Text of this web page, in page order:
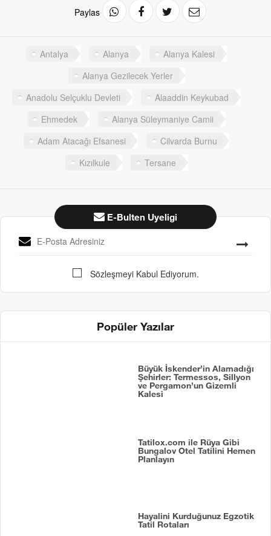
Paylas
Antalya Alanya
Alanya Kalesi
Alanya Gezilecek Yerler
Anadolu Selçuklu Devleti
Alaaddin Keykubad
Ehmedek
Alanya Süleymaniye Camii
Adam Atacağı Efsanesi
Cilvarda Burnu
Kızılkule
Tersane
E-Bulten Uyeligi
Sözleşmeyi Kabul Ediyorum.
Popüler Yazılar
Büyük İskender’in Alamadığı
Şehirler: Termessos, Sillyon
ve Pergamon’un Gizemli
Kalesi
Tatilox.com ile Rüya Gibi
Bungalov Otel Tatilini Hemen
Planlayın
Hayalini Kurduğunuz Egzotik
Tatil Rotaları